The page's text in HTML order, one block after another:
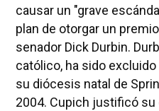
causar un "grave
plan de otorgar un
senador Dick Durbin.
católico, ha sido
su diócesis natal de
2004. Cupich justificó